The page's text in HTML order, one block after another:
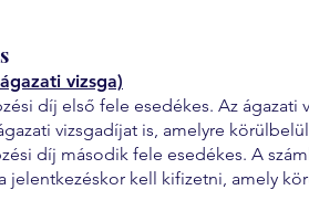
vizsga)
díj első fele esedékes. Az
vizsgadíjat is, amelyre
díj második fele esedékes. A
jelentkezéskor kell kifizetni, amely